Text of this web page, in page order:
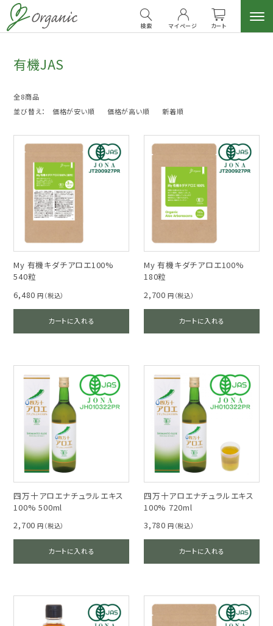
検索 マイページ カート
有機JAS
全8商品
並び替え：
価格が安い順 価格が高い順 新着順
My 有機キダチアロエ100%
540粒
6,480 円（税込）
カートに入れる
My 有機キダチアロエ100%
180粒
2,700 円（税込）
カートに入れる
四万十アロエナチュラルエキス
100% 500ml
2,700 円（税込）
カートに入れる
四万十アロエナチュラルエキス
100% 720ml
3,780 円（税込）
カートに入れる